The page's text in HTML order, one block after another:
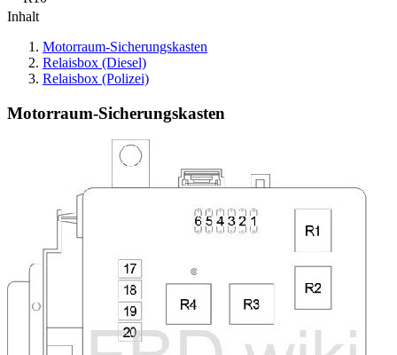
Inhalt
Motorraum-Sicherungskasten
Relaisbox (Diesel)
Relaisbox (Polizei)
Motorraum-Sicherungskasten